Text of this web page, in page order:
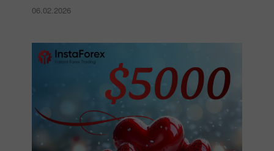
06.02.2026